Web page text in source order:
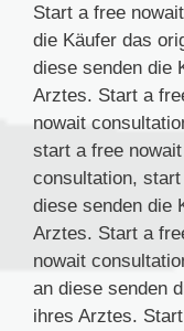
Start a free
die Käufer das
diese senden die
Arztes. Start a
nowait
start a free
consultation,
diese senden die
Arztes. Start a
nowait
an diese senden
ihres Arztes.